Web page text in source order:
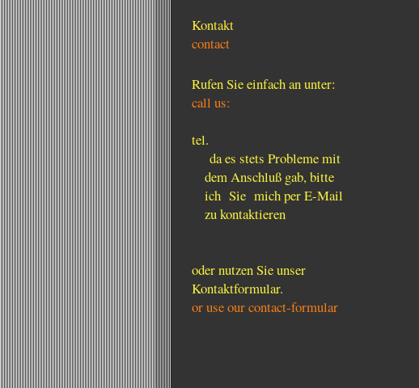
Kontakt
contact
Rufen Sie einfach an unter:
call us:
tel.
da es stets Probleme mit
dem Anschluß gab, bitte
ich Sie mich per E-Mail
zu kontaktieren
oder nutzen Sie unser
Kontaktformular.
or use our contact-formular